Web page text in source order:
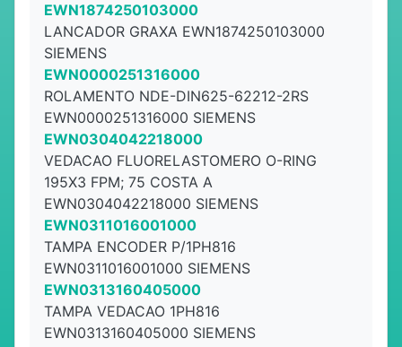
EWN1874250103000
LANCADOR GRAXA EWN1874250103000
SIEMENS
EWN0000251316000
ROLAMENTO NDE-DIN625-62212-2RS
EWN0000251316000 SIEMENS
EWN0304042218000
VEDACAO FLUORELASTOMERO O-RING
195X3 FPM; 75 COSTA A
EWN0304042218000 SIEMENS
EWN0311016001000
TAMPA ENCODER P/1PH816
EWN0311016001000 SIEMENS
EWN0313160405000
TAMPA VEDACAO 1PH816
EWN0313160405000 SIEMENS